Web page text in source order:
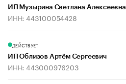
ИП Музырина Светлана Алексеевна
ИНН: 443100054428
ДЕЙСТВУЕТ
ИП Облизов Артём Сергеевич
ИНН: 443000976203